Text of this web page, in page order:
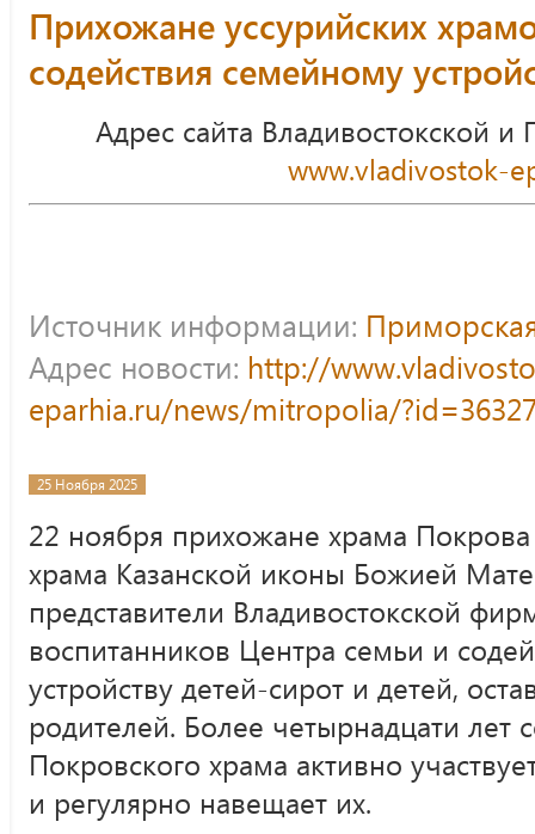
Прихожане уссурийских
содействия семейному
Адрес сайта Владивостокской
www.vladivostok-
Источник информации:
Адрес новости: http://
eparhia.ru/news/mitropolia/
25 Ноября 2025
22 ноября прихожане храма
храма Казанской иконы Божией
представители Владивостокской
воспитанников Центра семьи и
устройству детей-сирот и детей,
родителей. Более четырнадцати лет
Покровского храма активно
и регулярно навещает их.